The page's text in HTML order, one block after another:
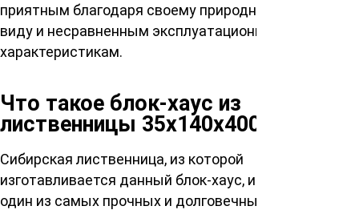
приятным благодаря своему природному внешнему
виду и несравненным эксплуатационным
характеристикам.
Что такое блок-хаус из
лиственницы 35х140х4000 мм?
Сибирская лиственница, из которой
изготавливается данный блок-хаус, известна как
один из самых прочных и долговечных натуральных